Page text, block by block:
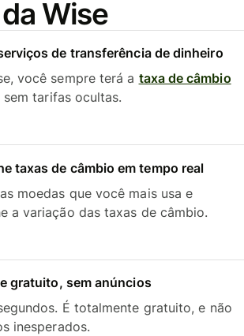
Wise
de transferência de dinheiro
você sempre terá a taxa de câmbio
sem tarifas ocultas.
taxas de câmbio em tempo real
moedas que você mais usa e
a variação das taxas de câmbio.
gratuito, sem anúncios
É totalmente gratuito, e não
inesperados.